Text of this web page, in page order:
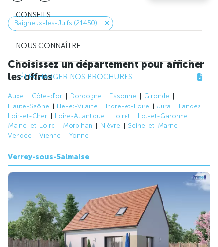
CONSEILS
NOUS CONNAÎTRE
TÉLÉCHARGER NOS BROCHURES
Baigneux-les-Juifs (21450)
Choisissez un département pour afficher
les offres
Aube Côte-d'or Dordogne Essonne
Gironde
Haute-Saône
Ille-et-Vilaine Indre-et-Loire Jura
Landes
Loir-et-Cher
Loire-Atlantique Loiret
Lot-et-Garonne
Maine-et-Loire
Morbihan Nièvre
Seine-et-Marne
Vendée
Vienne Yonne
Verrey-sous-Salmaise